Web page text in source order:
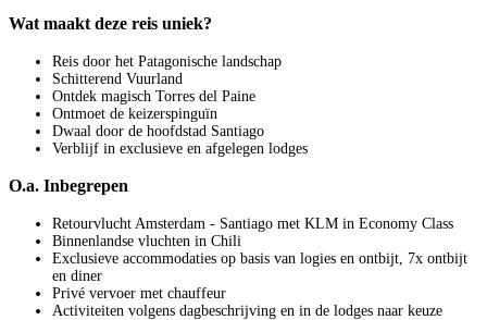
Wat maakt deze reis uniek?
Reis door het Patagonische landschap
Schitterend Vuurland
Ontdek magisch Torres del Paine
Ontmoet de keizerspinguïn
Dwaal door de hoofdstad Santiago
Verblijf in exclusieve en afgelegen lodges
O.a. Inbegrepen
Retourvlucht Amsterdam - Santiago met KLM in Economy Class
Binnenlandse vluchten in Chili
Exclusieve accommodaties op basis van logies en ontbijt, 7x ontbijt
en diner
Privé vervoer met chauffeur
Activiteiten volgens dagbeschrijving en in de lodges naar keuze